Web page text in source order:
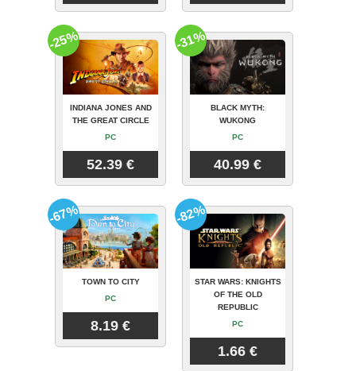
INDIANA JONES AND
THE GREAT CIRCLE
PC
52.39 €
-25%
BLACK MYTH:
WUKONG
PC
40.99 €
-31%
TOWN TO CITY
PC
8.19 €
-67%
STAR WARS: KNIGHTS
OF THE OLD
REPUBLIC
PC
1.66 €
-82%